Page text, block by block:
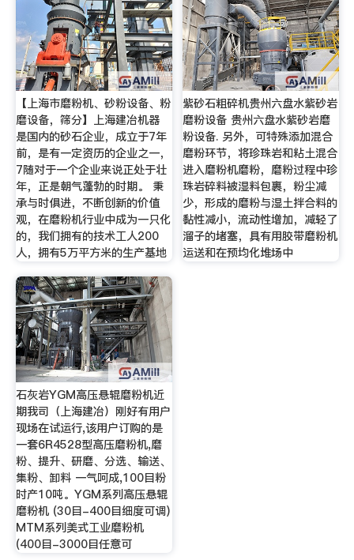
【上海市磨粉机、砂粉设备、粉
磨设备，筛分】上海建冶机器
是国内的砂石企业，成立于7年
前，是有一定资历的企业之一，
7随对于一个企业来说正处于壮
年，正是朝气蓬勃的时期。 秉
承与时俱进，不断创新的价值
观，在磨粉机行业中成为一只化
的，我们拥有的技术工人200
人，拥有5万平方米的生产基地
紫砂石粗碎机贵州六盘水紫砂岩
磨粉设备 贵州六盘水紫砂岩磨
粉设备. 另外，可特殊添加混合
磨粉环节，将珍珠岩和粘土混合
进入磨粉机磨粉，磨粉过程中珍
珠岩碎料被湿料包裹，粉尘减
少，形成的磨粉与湿土拌合料的
黏性减小，流动性增加，减轻了
溜子的堵塞，具有用胶带磨粉机
运送和在预均化堆场中
石灰岩YGM高压悬辊磨粉机近
期我司（上海建冶）刚好有用户
现场在试运行,该用户订购的是
一套6R4528型高压磨粉机,磨
粉、提升、研磨、分选、输送、
集粉、卸料 一气呵成,100目粉
时产10吨。YGM系列高压悬辊
磨粉机 (30目-400目细度可调)
MTM系列美式工业磨粉机
(400目-3000目任意可